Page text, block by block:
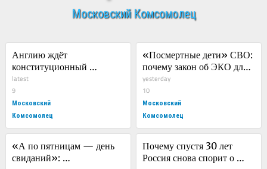
Московский Комсомолец
Англию ждёт
конституционный
переворот
latest
9
Московский
Комсомолец
«Посмертные дети» СВО:
почему закон об ЭКО для
вдов вызывает вопросы
yesterday
10
Московский
Комсомолец
«А по пятницам — день
свиданий»:
Почему спустя 30 лет
Россия снова спорит о